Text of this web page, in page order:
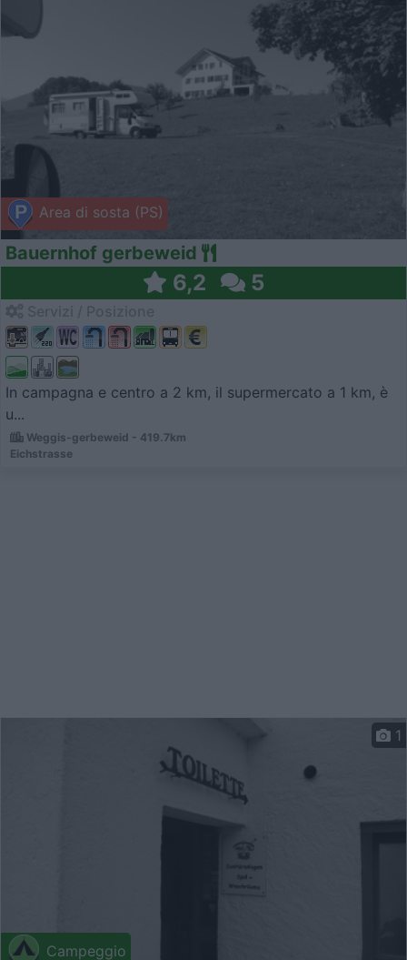
Area di sosta (PS)
Bauernhof gerbeweid
6,2 5
In campagna e centro a 2 km, il supermercato a 1 km, è
u...
Weggis-gerbeweid - 419.7km
Eichstrasse
Campeggio
1